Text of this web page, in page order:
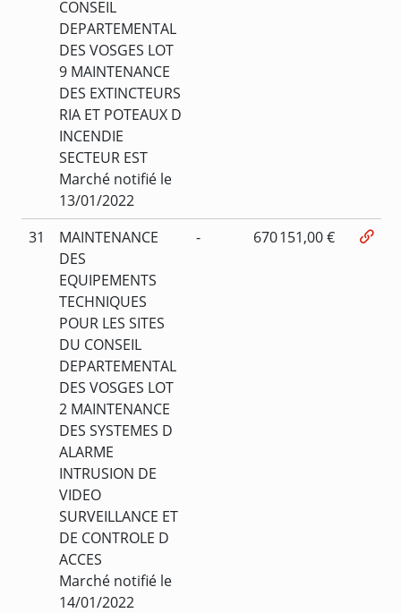
CONSEIL
DEPARTEMENTAL
DES VOSGES LOT
9 MAINTENANCE
DES EXTINCTEURS
RIA ET POTEAUX D
INCENDIE
SECTEUR EST
Marché notifié le
13/01/2022
31
MAINTENANCE
DES
EQUIPEMENTS
TECHNIQUES
POUR LES SITES
DU CONSEIL
DEPARTEMENTAL
DES VOSGES LOT
2 MAINTENANCE
DES SYSTEMES D
ALARME
INTRUSION DE
VIDEO
SURVEILLANCE ET
DE CONTROLE D
ACCES
Marché notifié le
14/01/2022
- 670 151,00 €